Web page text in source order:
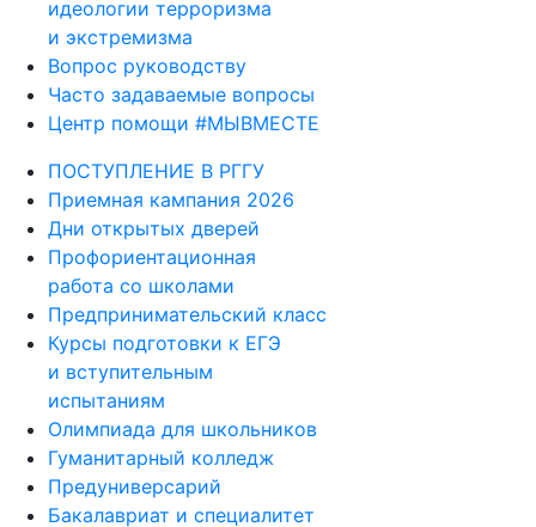
идеологии терроризма
и экстремизма
Вопрос руководству
Часто задаваемые вопросы
Центр помощи #МЫВМЕСТЕ
ПОСТУПЛЕНИЕ В РГГУ
Приемная кампания 2026
Дни открытых дверей
Профориентационная
работа со школами
Предпринимательский класс
Курсы подготовки к ЕГЭ
и вступительным
испытаниям
Олимпиада для школьников
Гуманитарный колледж
Предуниверсарий
Бакалавриат и специалитет